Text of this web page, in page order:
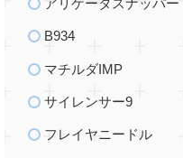
アリゲータスナッパー
B934
マチルダIMP
サイレンサー9
フレイヤニードル